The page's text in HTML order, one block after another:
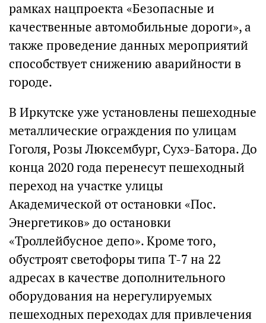
рамках нацпроекта «Безопасные и
качественные автомобильные дороги», а
также проведение данных мероприятий
способствует снижению аварийности в
городе.
В Иркутске уже установлены пешеходные
металлические ограждения по улицам
Гоголя, Розы Люксембург, Сухэ-Батора. До
конца 2020 года перенесут пешеходный
переход на участке улицы
Академической от остановки «Пос.
Энергетиков» до остановки
«Троллейбусное депо». Кроме того,
обустроят светофоры типа Т-7 на 22
адресах в качестве дополнительного
оборудования на нерегулируемых
пешеходных переходах для привлечения